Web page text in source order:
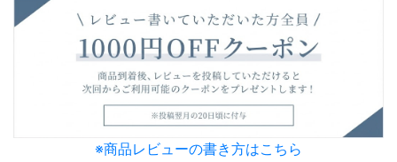
※商品レビューの書き方はこちら